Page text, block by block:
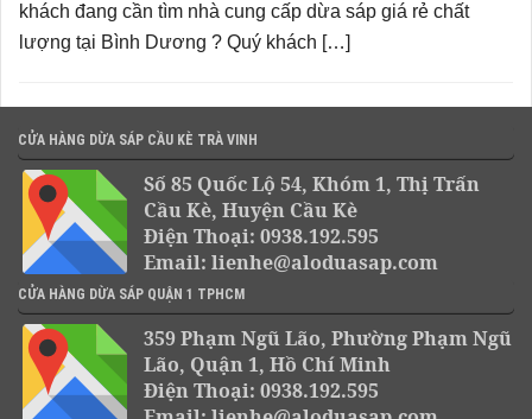
khách đang cần tìm nhà cung cấp dừa sáp giá rẻ chất
lượng tại Bình Dương ? Quý khách […]
CỬA HÀNG DỪA SÁP CẦU KÈ TRÀ VINH
Số 85 Quốc Lộ 54, Khóm 1, Thị Trấn
Cầu Kè, Huyện Cầu Kè
Điện Thoại: 0938.192.595
Email: lienhe@aloduasap.com
CỬA HÀNG DỪA SÁP QUẬN 1 TPHCM
359 Phạm Ngũ Lão, Phường Phạm Ngũ
Lão, Quận 1, Hồ Chí Minh
Điện Thoại: 0938.192.595